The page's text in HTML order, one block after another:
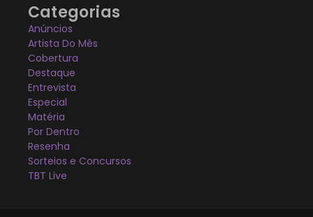
Categorias
Anúncios
Artista Do Mês
Cobertura
Destaque
Entrevista
Especial
Matéria
Por Dentro
Resenha
Sorteios e Concursos
TBT Live